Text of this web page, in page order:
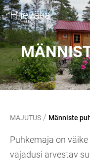
Hiievälja
MAJUTUS / Männiste
Puhkemaja on
vajadusi arvestav